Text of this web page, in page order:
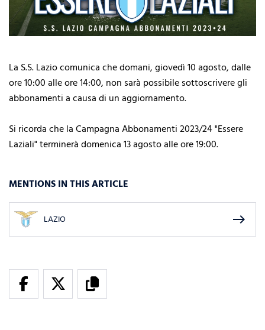
La S.S. Lazio comunica che domani, giovedì 10 agosto, dalle
ore 10:00 alle ore 14:00, non sarà possibile sottoscrivere gli
abbonamenti a causa di un aggiornamento.
Si ricorda che la Campagna Abbonamenti 2023/24 "Essere
Laziali" terminerà domenica 13 agosto alle ore 19:00.
MENTIONS IN THIS ARTICLE
LAZIO east